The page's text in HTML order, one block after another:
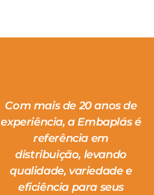
Com mais de 20 anos de
experiência, a Embaplás é
referência em
distribuição, levando
qualidade, variedade e
eficiência para seus